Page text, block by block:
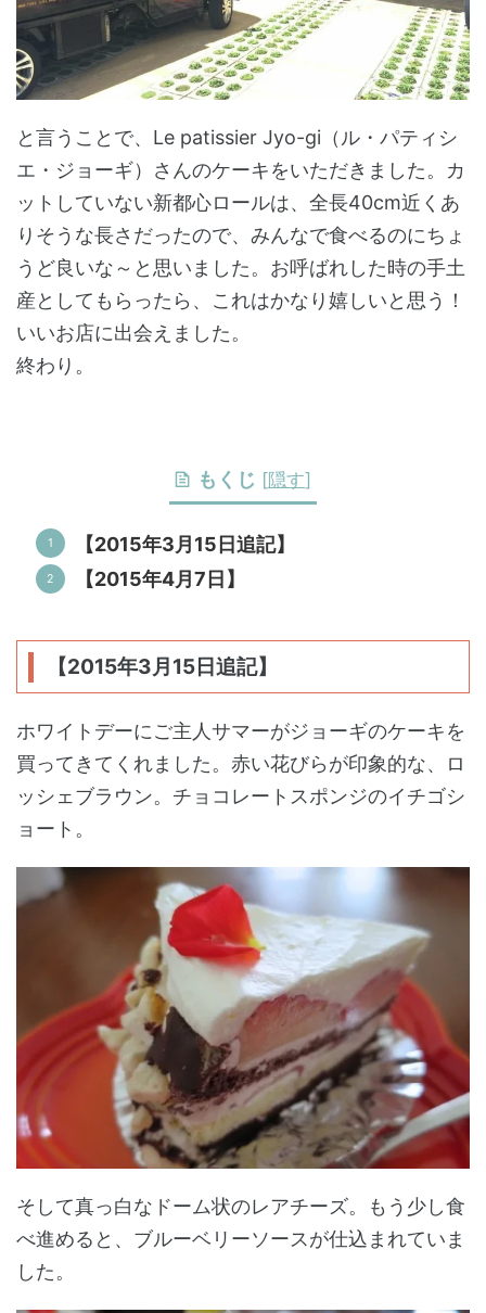
と言うことで、Le patissier Jyo-gi（ル・パティシ
エ・ジョーギ）さんのケーキをいただきました。カ
ットしていない新都心ロールは、全長40cm近くあ
りそうな長さだったので、みんなで食べるのにちょ
うど良いな～と思いました。お呼ばれした時の手土
産としてもらったら、これはかなり嬉しいと思う！
いいお店に出会えました。
終わり。
もくじ [隠す]
【2015年3月15日追記】
【2015年4月7日】
【2015年3月15日追記】
ホワイトデーにご主人サマーがジョーギのケーキを
買ってきてくれました。赤い花びらが印象的な、ロ
ッシェブラウン。チョコレートスポンジのイチゴシ
ョート。
そして真っ白なドーム状のレアチーズ。もう少し食
べ進めると、ブルーベリーソースが仕込まれていま
した。